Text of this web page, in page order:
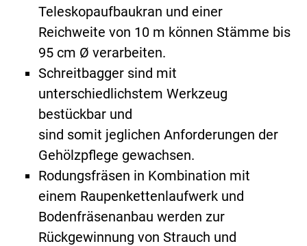
Teleskopaufbaukran und einer
Reichweite von 10 m können Stämme bis
95 cm Ø verarbeiten.
Schreitbagger sind mit
unterschiedlichstem Werkzeug
bestückbar und
sind somit jeglichen Anforderungen der
Gehölzpflege gewachsen.
Rodungsfräsen in Kombination mit
einem Raupenkettenlaufwerk und
Bodenfräsenanbau werden zur
Rückgewinnung von Strauch und